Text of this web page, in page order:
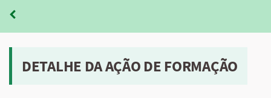
DETALHE DA AÇÃO DE FORMAÇÃO